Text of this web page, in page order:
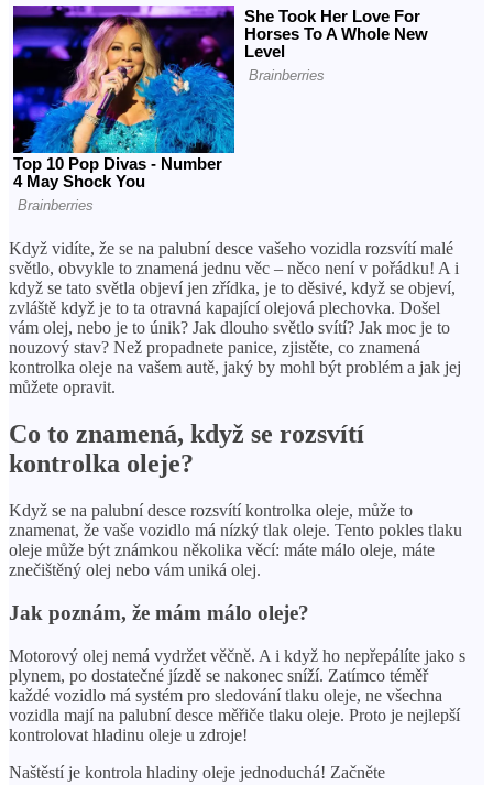
Když vidíte, že se na palubní desce vašeho vozidla rozsvítí malé
světlo, obvykle to znamená jednu věc – něco není v pořádku! A i
když se tato světla objeví jen zřídka, je to děsivé, když se objeví,
zvláště když je to ta otravná kapající olejová plechovka. Došel
vám olej, nebo je to únik? Jak dlouho světlo svítí? Jak moc je to
nouzový stav? Než propadnete panice, zjistěte, co znamená
kontrolka oleje na vašem autě, jaký by mohl být problém a jak jej
můžete opravit.
Co to znamená, když se rozsvítí
kontrolka oleje?
Když se na palubní desce rozsvítí kontrolka oleje, může to
znamenat, že vaše vozidlo má nízký tlak oleje. Tento pokles tlaku
oleje může být známkou několika věcí: máte málo oleje, máte
znečištěný olej nebo vám uniká olej.
Jak poznám, že mám málo oleje?
Motorový olej nemá vydržet věčně. A i když ho nepřepálíte jako s
plynem, po dostatečné jízdě se nakonec sníží. Zatímco téměř
každé vozidlo má systém pro sledování tlaku oleje, ne všechna
vozidla mají na palubní desce měřiče tlaku oleje. Proto je nejlepší
kontrolovat hladinu oleje u zdroje!
Naštěstí je kontrola hladiny oleje jednoduchá! Začněte